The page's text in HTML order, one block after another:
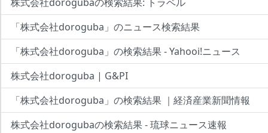
「株式会社doroguba」のニュース検索結果
「株式会社doroguba」の検索結果 - Yahooi!ニュース
株式会社doroguba | G&PI
「株式会社doroguba」の検索結果 ｜経済産業新聞情報
株式会社dorogubaの検索結果 - 琉球ニュース速報